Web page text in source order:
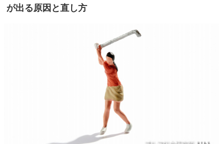
が出る原因と直し方